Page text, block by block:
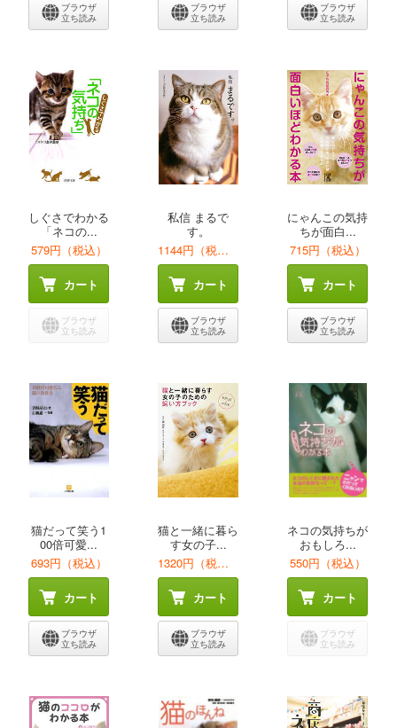
ブラウザ
立ち読み
ブラウザ
立ち読み
ブラウザ
立ち読み
しぐさでわかる
「ネコの...
579円（税込）
カート
ブラウザ
立ち読み
私信 まるで
す。
1144円（税込）
カート
ブラウザ
立ち読み
にゃんこの気持
ちが面白...
715円（税込）
カート
ブラウザ
立ち読み
猫だって笑う1
00倍可愛...
693円（税込）
カート
ブラウザ
立ち読み
猫と一緒に暮ら
す女の子...
1320円（税込）
カート
ブラウザ
立ち読み
ネコの気持ちが
おもしろ...
550円（税込）
カート
ブラウザ
立ち読み